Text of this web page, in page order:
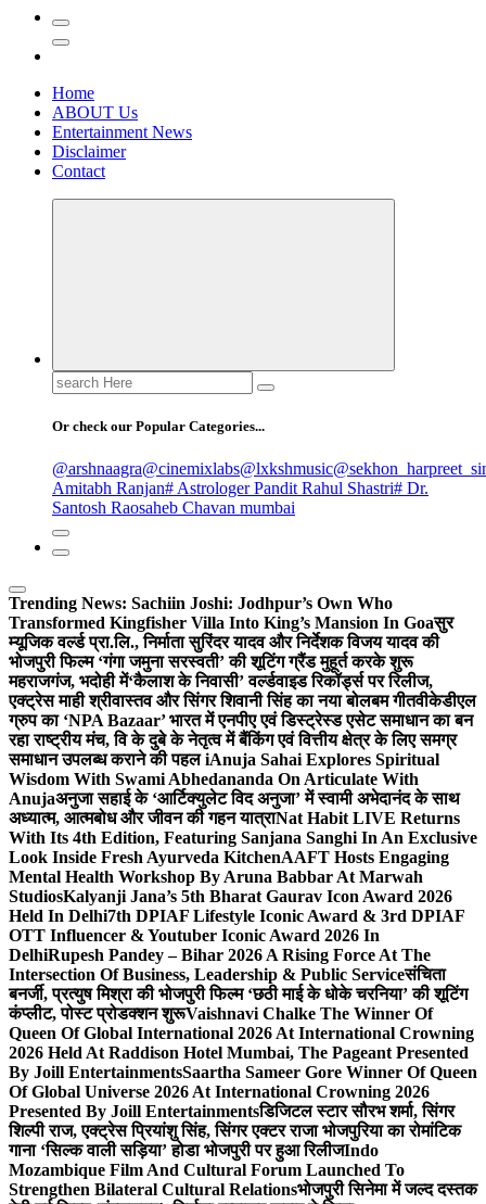
Home
ABOUT Us
Entertainment News
Disclaimer
Contact
Search
for:
Or check our Popular Categories...
@arshnaagra@cinemixlabs@lxkshmusic
Amitabh Ranjan# Astrologer Pandit Rahul Shastri# Dr.
Santosh Raosaheb Chavan mumbai
Trending News: Sachiin Joshi: Jodhpur’s Own Who
Transformed Kingfisher Villa Into King’s Mansion In Goaसुर
म्यूजिक वर्ल्ड प्रा.लि., निर्माता सुरिंदर यादव और निर्देशक विजय यादव की
भोजपुरी फिल्म ‘गंगा जमुना सरस्वती’ की शूटिंग ग्रैंड मुहूर्त करके शुरू
महराजगंज, भदोही में‘कैलाश के निवासी’ वर्ल्डवाइड रिकॉर्ड्स पर रिलीज,
एक्ट्रेस माही श्रीवास्तव और सिंगर शिवानी सिंह का नया बोलबम गीतवीकेडीएल
ग्रुप का ‘NPA Bazaar’ भारत में एनपीए एवं डिस्ट्रेस्ड एसेट समाधान का बन
रहा राष्ट्रीय मंच, वि के दुबे के नेतृत्व में बैंकिंग एवं वित्तीय क्षेत्र के लिए समग्र
समाधान उपलब्ध कराने की पहल iAnuja Sahai Explores Spiritual
Wisdom With Swami Abhedananda On Articulate With
Anujaअनुजा सहाई के ‘आर्टिक्युलेट विद अनुजा’ में स्वामी अभेदानंद के साथ
अध्यात्म, आत्मबोध और जीवन की गहन यात्राNat Habit LIVE Returns
With Its 4th Edition, Featuring Sanjana Sanghi In An Exclusive
Look Inside Fresh Ayurveda KitchenAAFT Hosts Engaging
Mental Health Workshop By Aruna Babbar At Marwah
StudiosKalyanji Jana’s 5th Bharat Gaurav Icon Award 2026
Held In Delhi7th DPIAF Lifestyle Iconic Award & 3rd DPIAF
OTT Influencer & Youtuber Iconic Award 2026 In
DelhiRupesh Pandey – Bihar 2026 A Rising Force At The
Intersection Of Business, Leadership & Public Serviceसंचिता
बनर्जी, प्रत्युष मिश्रा की भोजपुरी फिल्म ‘छठी माई के धोके चरनिया’ की शूटिंग
कंप्लीट, पोस्ट प्रोडक्शन शुरूVaishnavi Chalke The Winner Of
Queen Of Global International 2026 At International Crowning
2026 Held At Raddison Hotel Mumbai, The Pageant Presented
By Joill EntertainmentsSaartha Sameer Gore Winner Of Queen
Of Global Universe 2026 At International Crowning 2026
Presented By Joill Entertainmentsडिजिटल स्टार सौरभ शर्मा, सिंगर
शिल्पी राज, एक्ट्रेस प्रियांशु सिंह, सिंगर एक्टर राजा भोजपुरिया का रोमांटिक
गाना ‘सिल्क वाली सड़िया’ होडा भोजपुरी पर हुआ रिलीजIndo
Mozambique Film And Cultural Forum Launched To
Strengthen Bilateral Cultural Relationsभोजपुरी सिनेमा में जल्द दस्तक